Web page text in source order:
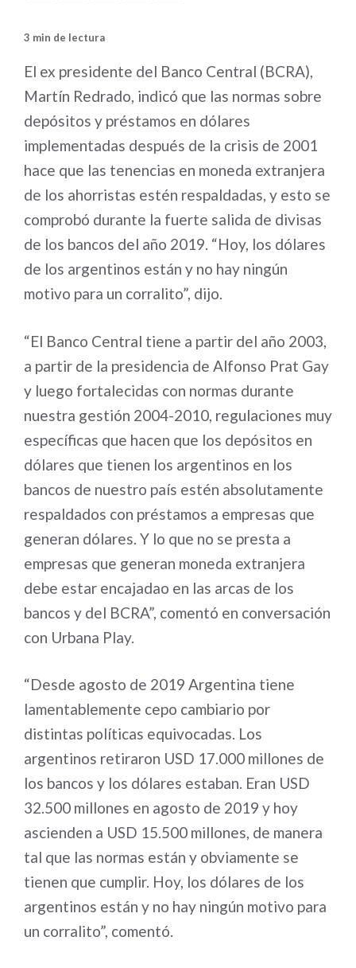
3 min de lectura
El ex presidente del Banco Central (BCRA),
Martín Redrado, indicó que las normas sobre
depósitos y préstamos en dólares
implementadas después de la crisis de 2001
hace que las tenencias en moneda extranjera
de los ahorristas estén respaldadas, y esto se
comprobó durante la fuerte salida de divisas
de los bancos del año 2019. “Hoy, los dólares
de los argentinos están y no hay ningún
motivo para un corralito”, dijo.
“El Banco Central tiene a partir del año 2003,
a partir de la presidencia de Alfonso Prat Gay
y luego fortalecidas con normas durante
nuestra gestión 2004-2010, regulaciones muy
específicas que hacen que los depósitos en
dólares que tienen los argentinos en los
bancos de nuestro país estén absolutamente
respaldados con préstamos a empresas que
generan dólares. Y lo que no se presta a
empresas que generan moneda extranjera
debe estar encajadao en las arcas de los
bancos y del BCRA”, comentó en conversación
con Urbana Play.
“Desde agosto de 2019 Argentina tiene
lamentablemente cepo cambiario por
distintas políticas equivocadas. Los
argentinos retiraron USD 17.000 millones de
los bancos y los dólares estaban. Eran USD
32.500 millones en agosto de 2019 y hoy
ascienden a USD 15.500 millones, de manera
tal que las normas están y obviamente se
tienen que cumplir. Hoy, los dólares de los
argentinos están y no hay ningún motivo para
un corralito”, comentó.